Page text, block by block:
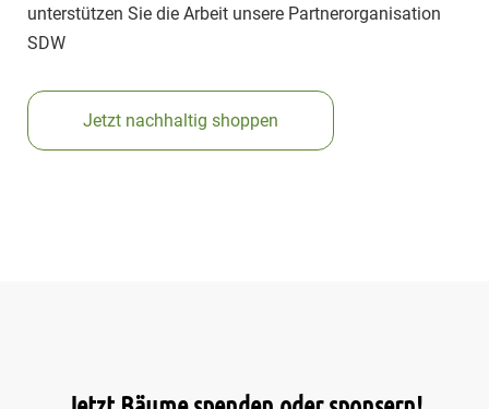
unterstützen Sie die Arbeit unsere Partnerorganisation
SDW
Jetzt nachhaltig shoppen